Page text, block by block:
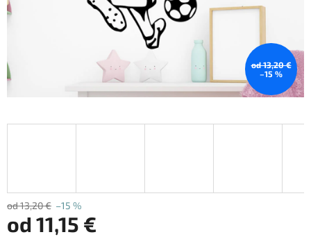
od 13,20 €
–15 %
od 13,20 € –15 %
od 11,15 €